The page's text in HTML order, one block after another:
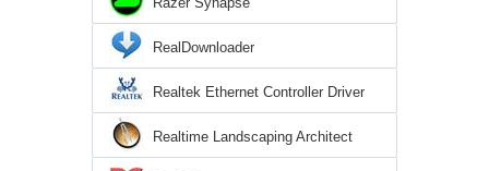
RealDownloader
Realtek Ethernet Controller Driver
Realtime Landscaping Architect